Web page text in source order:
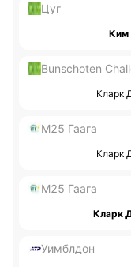
Цуг
Bunschoten
Кларк
M25 Гаага
Кларк
M25 Гаага
Кларк
Уимблдон